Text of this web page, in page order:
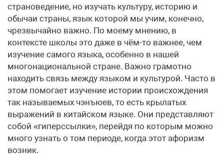
страноведение, но изучать культуру, историю и
обычаи страны, язык которой мы учим, конечно,
чрезвычайно важно. По моему мнению, в
контексте школы это даже в чём-то важнее, чем
изучение самого языка, особенно в нашей
многонациональной стране. Важно грамотно
находить связь между языком и культурой. Часто в
этом помогает изучение истории происхождения
так называемых чэнъюев, то есть крылатых
выражений в китайском языке. Они представляют
собой «гиперссылки», перейдя по которым можно
много узнать о том периоде, когда этот афоризм
возник.